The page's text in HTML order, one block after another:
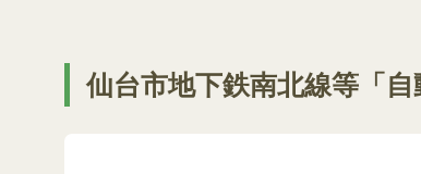
仙台市地下鉄南北線等「